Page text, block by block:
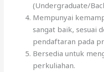
(Undergraduate/
Mempunyai
sangat baik, sesuai
pendaftaran pada
Bersedia untuk
perkuliahan.